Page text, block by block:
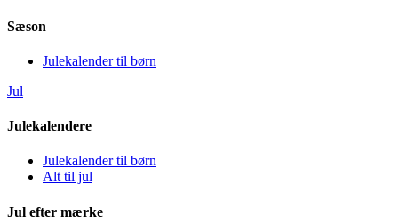
Sæson
Julekalender til børn
Jul
Julekalendere
Julekalender til børn
Alt til jul
Jul efter mærke